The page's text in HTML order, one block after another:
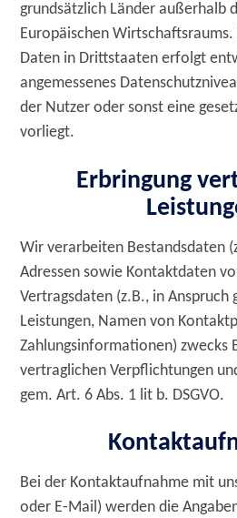
grundsätzlich Länder außerhalb
Europäischen
Daten in Drittstaaten erfolgt
angemessenes
der Nutzer oder sonst eine
vorliegt.
Erbringung
Wir verarbeiten Bestandsdaten
Adressen sowie Kontaktdaten
Vertragsdaten (z.B., in Anspruch
Leistungen, Namen von
Zahlungsinformationen) zwecks
vertraglichen Verpflichtungen
gem. Art. 6 Abs. 1 lit b. DSGVO.
Bei der Kontaktaufnahme mit
oder E-Mail) werden die